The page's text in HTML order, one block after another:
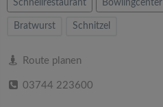
Schnellrestaurant Bowlingcenter
Bratwurst Schnitzel
Route planen
03744 223600